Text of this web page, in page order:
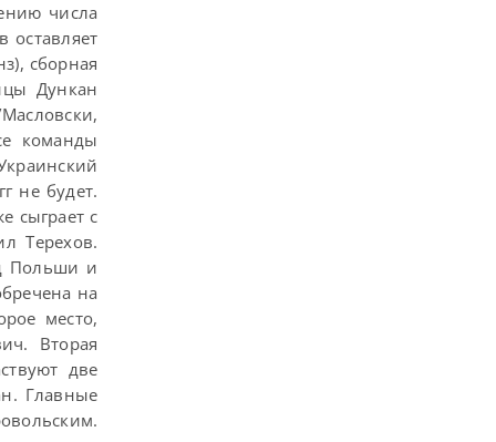
числа
оставляет
сборная
Дункан
команды
не будет.
сыграет с
Терехов.
Польши и
на
место,
Вторая
две
Главные